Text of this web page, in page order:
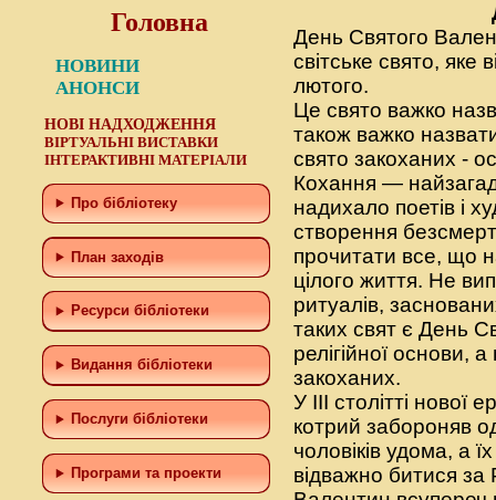
Головна
НОВИНИ
АНОНСИ
НОВІ НАДХОДЖЕННЯ
ВІРТУАЛЬНІ ВИСТАВКИ
ІНТЕРАКТИВНІ МАТЕРІАЛИ
Про бібліотеку
План заходів
Ресурси бібліотеки
Видання бібліотеки
Послуги бібліотеки
Програми та проекти
День Святого
світське свято, яке
лютого.
Це свято важко
також важко
свято закоханих -
Кохання —
надихало поетів і
створення
прочитати все, що
цілого життя. Не
ритуалів,
таких свят є День
релігійної основи,
закоханих.
У ІІІ столітті
котрий забороняв
чоловіків удома, а
відважно битися